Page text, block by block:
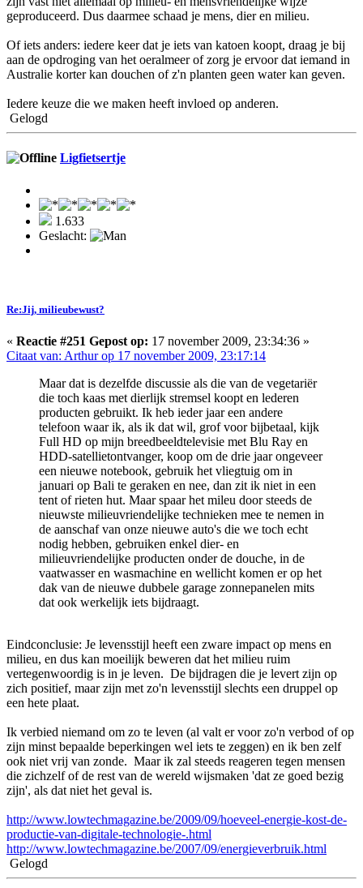
geproduceerd. Dus daarmee schaad je mens, dier en milieu.
Of iets anders: iedere keer dat je iets van katoen koopt, draag je bij
aan de opdroging van het oeralmeer of zorg je ervoor dat iemand in
Australie korter kan douchen of z'n planten geen water kan geven.
Iedere keuze die we maken heeft invloed op anderen.
Gelogd
Ligfietsertje
1.633
Geslacht:
Re:Jij, milieubewust?
« Reactie #251 Gepost op: 17 november 2009, 23:34:36 »
Citaat van: Arthur op 17 november 2009, 23:17:14
Maar dat is dezelfde discussie als die van de vegetariër
die toch kaas met dierlijk stremsel koopt en lederen
producten gebruikt. Ik heb ieder jaar een andere
telefoon waar ik, als ik dat wil, grof voor bijbetaal, kijk
Full HD op mijn breedbeeldtelevisie met Blu Ray en
HDD-satellietontvanger, koop om de drie jaar ongeveer
een nieuwe notebook, gebruik het vliegtuig om in
januari op Bali te geraken en nee, dan zit ik niet in een
tent of rieten hut. Maar spaar het mileu door steeds de
nieuwste milieuvriendelijke technieken mee te nemen in
de aanschaf van onze nieuwe auto's die we toch echt
nodig hebben, gebruiken enkel dier- en
milieuvriendelijke producten onder de douche, in de
vaatwasser en wasmachine en wellicht komen er op het
dak van de nieuwe dubbele garage zonnepanelen mits
dat ook werkelijk iets bijdraagt.
Eindconclusie: Je levensstijl heeft een zware impact op mens en
milieu, en dus kan moeilijk beweren dat het milieu ruim
vertegenwoordig is in je leven. De bijdragen die je levert zijn op
zich positief, maar zijn met zo'n levensstijl slechts een druppel op
een hete plaat.
Ik verbied niemand om zo te leven (al valt er voor zo'n verbod of op
zijn minst bepaalde beperkingen wel iets te zeggen) en ik ben zelf
ook niet vrij van zonde. Maar ik zal steeds reageren tegen mensen
die zichzelf of de rest van de wereld wijsmaken 'dat ze goed bezig
zijn', als dat niet het geval is.
http://www.lowtechmagazine.be/2009/09/hoeveel-energie-kost-de-
productie-van-digitale-technologie-.html
http://www.lowtechmagazine.be/2007/09/energieverbruik.html
Gelogd